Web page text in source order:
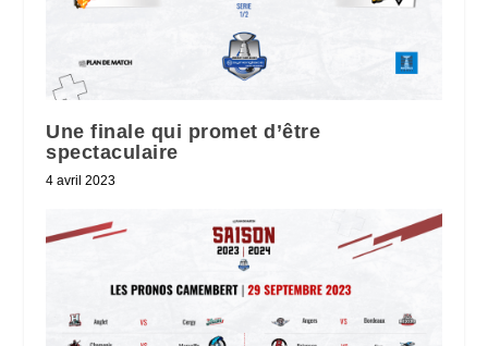
Une finale qui promet d’être
spectaculaire
4 avril 2023